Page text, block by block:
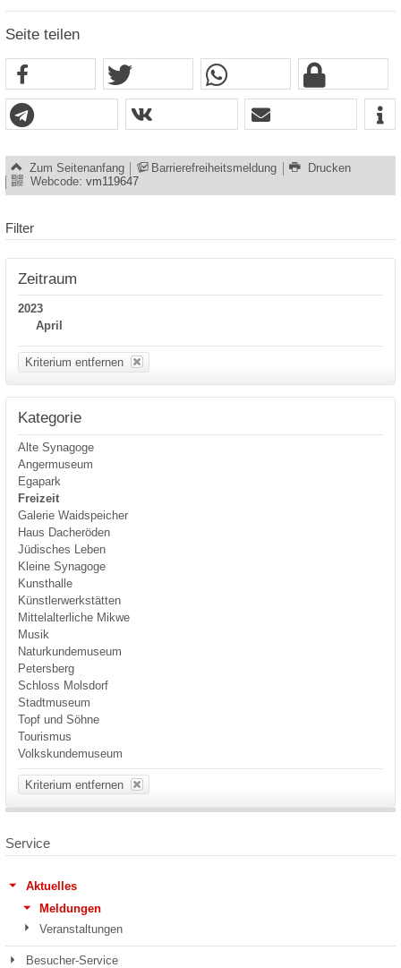
Seite teilen
Zum Seitenanfang Barrierefreiheitsmeldung
Drucken
Webcode: vm119647
Filter
Zeitraum
2023
April
Kriterium entfernen
Kategorie
Alte Synagoge
Angermuseum
Egapark
Freizeit
Galerie Waidspeicher
Haus Dacheröden
Jüdisches Leben
Kleine Synagoge
Kunsthalle
Künstlerwerkstätten
Mittelalterliche Mikwe
Musik
Naturkundemuseum
Petersberg
Schloss Molsdorf
Stadtmuseum
Topf und Söhne
Tourismus
Volkskundemuseum
Kriterium entfernen
Service
Aktuelles
Meldungen
Veranstaltungen
Besucher-Service